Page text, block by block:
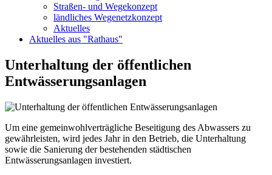
Straßen- und Wegekonzept
ländliches Wegenetzkonzept
Aktuelles
Aktuelles aus "Rathaus"
Unterhaltung der öffentlichen
Entwässerungsanlagen
Um eine gemeinwohlverträgliche Beseitigung des Abwassers zu
gewährleisten, wird jedes Jahr in den Betrieb, die Unterhaltung
sowie die Sanierung der bestehenden städtischen
Entwässerungsanlagen investiert.